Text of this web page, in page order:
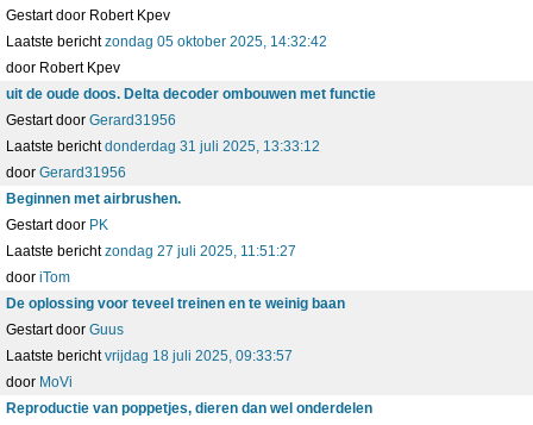
Gestart door Robert Kpev
Laatste berichtzondag 05 oktober 2025, 14:32:42
door Robert Kpev
uit de oude doos. Delta decoder ombouwen met functie
Gestart door Gerard31956
Laatste berichtdonderdag 31 juli 2025, 13:33:12
door Gerard31956
Beginnen met airbrushen.
Gestart door PK
Laatste berichtzondag 27 juli 2025, 11:51:27
door iTom
De oplossing voor teveel treinen en te weinig baan
Gestart door Guus
Laatste berichtvrijdag 18 juli 2025, 09:33:57
door MoVi
Reproductie van poppetjes, dieren dan wel onderdelen